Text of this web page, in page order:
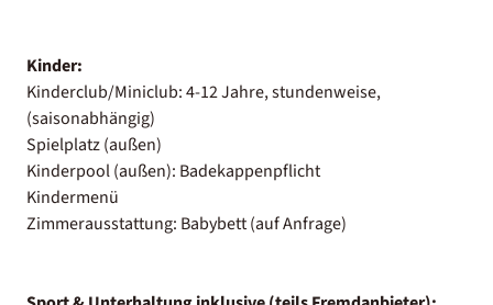
Kinder:
Kinderclub/Miniclub: 4-12 Jahre, stundenweise,
(saisonabhängig)
Spielplatz (außen)
Kinderpool (außen): Badekappenpflicht
Kindermenü
Zimmerausstattung: Babybett (auf Anfrage)